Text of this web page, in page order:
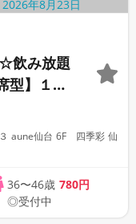
飲み放題
型】１名
aune仙台 6F 四季彩 仙
36〜46歳 780円
◎受付中